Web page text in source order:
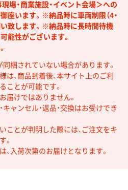
・商業施設・イベント会場＞への
座います。※納品時に車両制限（4・
い致します。※納品時に長時間待機
能性がございます。
梱されていない場合があります。
、商品到着後、本サイト上のご利
ことが可能です。
届けではありません。
ャンセル・返品・交換はお受けでき
ことが判明した際には、ご注文をキ
。
入荷次第のお届けとなります。